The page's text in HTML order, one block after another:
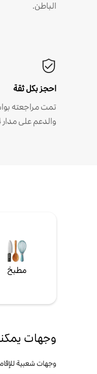
الباطن.
احجز بكل ثقة
تمت مراجعته
والدعم على مدار 24 ساعة خلال إقامتك الطويلة.
مطبخ
وجهات
وجهات شعبية